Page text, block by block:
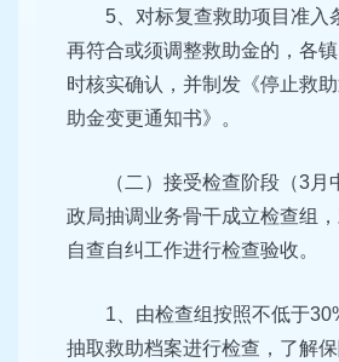
5、对标复查救助项目准入
再符合或须调整救助金的，各
时核实确认，并制发《停止救
助金变更通知书》。
（二）接受检查阶段（3月
政局抽调业务骨干成立检查组，
自查自纠工作进行检查验收。
1、由检查组按照不低于
抽取救助档案进行检查，了解